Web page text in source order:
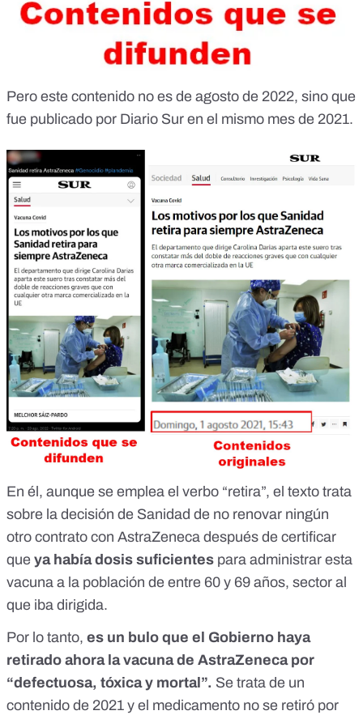
Pero este contenido no es de agosto de 2022, sino que
fue publicado por Diario Sur en el mismo mes de 2021.
En él, aunque se emplea el verbo “retira”, el texto trata
sobre la decisión de Sanidad de no renovar ningún
otro contrato con AstraZeneca después de certificar
que ya había dosis suficientes para administrar esta
vacuna a la población de entre 60 y 69 años, sector al
que iba dirigida.
Por lo tanto, es un bulo que el Gobierno haya
retirado ahora la vacuna de AstraZeneca por
“defectuosa, tóxica y mortal”. Se trata de un
contenido de 2021 y el medicamento no se retiró por